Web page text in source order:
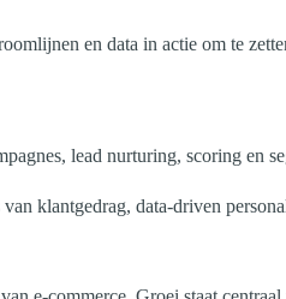
en data in actie om te
lead nurturing, scoring en
klantgedrag, data-driven